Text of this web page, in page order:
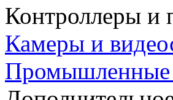
Контроллеры и
Камеры и
Промышленные